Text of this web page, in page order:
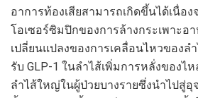
อาการท้องเสียสามารถเกิดขึ้นได้เนื่อ
โอเซอร์ซิมปิกของการล้างกระเพาะอ
เปลี่ยนแปลงของการเคลื่อนไหวของล
รับ GLP-1 ในลำไส้เพิ่มการหลั่งของไ
ลำไส้ใหญ่ในผู้ป่วยบางรายซึ่งนำไปสู่